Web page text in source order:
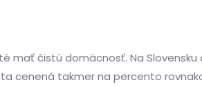
mať čistú domácnosť. Na
cenená takmer na percento